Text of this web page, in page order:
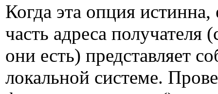
Когда эта опция
часть адреса
они есть) представляет
локальной системе.